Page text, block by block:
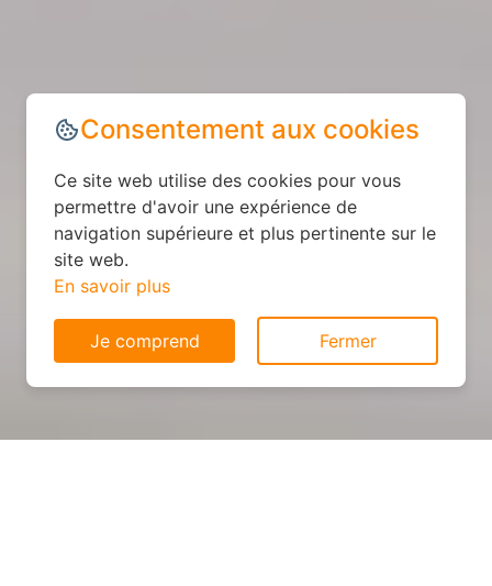
Consentement aux cookies
Ce site web utilise des cookies pour vous
permettre d'avoir une expérience de
navigation supérieure et plus pertinente sur le
site web.
En savoir plus
Je comprend Fermer